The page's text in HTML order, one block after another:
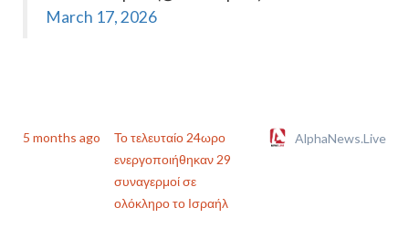
March 17, 2026
5 months ago
Το τελευταίο 24ωρο
ενεργοποιήθηκαν 29
συναγερμοί σε
ολόκληρο το Ισραήλ
AlphaNews.Live